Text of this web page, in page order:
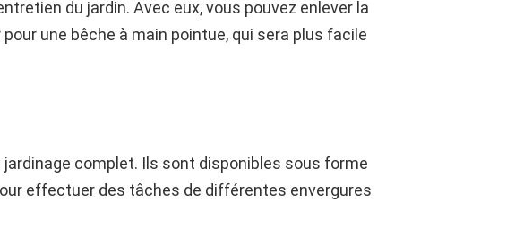
du jardin. Avec eux, vous pouvez enlever la
une bêche à main pointue, qui sera plus facile
complet. Ils sont disponibles sous forme
effectuer des tâches de différentes envergures